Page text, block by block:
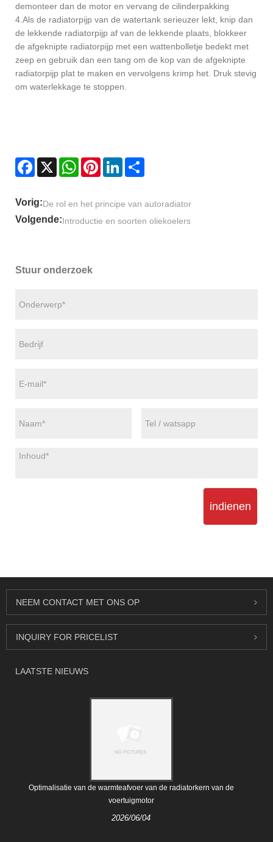
demonteer dan de motor en vervang de cilinderpakking
4.Als de radiatorpijp van de watertank serieuzer lekt, knip dan
de lekkende radiatorpijp af van de lekkende plaats, blokkeer
de afgeknipte radiatorpijp met een wattenbolletje bedekt met
zeep en gebruik dan een tang om de kop van de afgeknipte
radiatorpijp plat te maken en vervolgens krimp het. Druk stevig
om waterlekkage te stoppen.
Facebook
X WhatsAppPinterestLinkedIn
Vorig:De rol en het principe van autoradiator
Volgende:Introductie en soorten oliekoelers
Stuur onderzoek
indienen
NEEM CONTACT MET ONS OP
INQUIRY FOR PRICELIST
LAATSTE NIEUWS
Optimalisatie van de warmteafvoer van de radiatorkern van de
voertuigmotor
2026/06/04